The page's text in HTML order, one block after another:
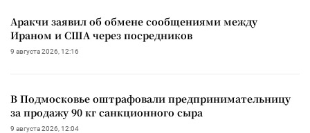
Аракчи заявил об обмене сообщениями между
Ираном и США через посредников
9 августа 2026, 12:16
В Подмосковье оштрафовали предпринимательницу
за продажу 90 кг санкционного сыра
9 августа 2026, 12:04